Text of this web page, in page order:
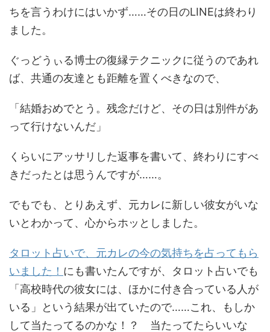
ちを言うわけにはいかず……その日のLINEは終わり
ました。
ぐっどうぃる博士の復縁テクニックに従うのであれ
ば、共通の友達とも距離を置くべきなので、
「結婚おめでとう。残念だけど、その日は別件があ
って行けないんだ」
くらいにアッサリした返事を書いて、終わりにすべ
きだったとは思うんですが……。
でもでも、とりあえず、元カレに新しい彼女がいな
いとわかって、心からホッとしました。
タロット占いで、元カレの今の気持ちを占ってもら
いました！ にも書いたんですが、タロット占いでも
「高校時代の彼女には、ほかに付き合っている人が
いる」という結果が出ていたので……これ、もしか
して当たってるのかな！？ 当たってたらいいな